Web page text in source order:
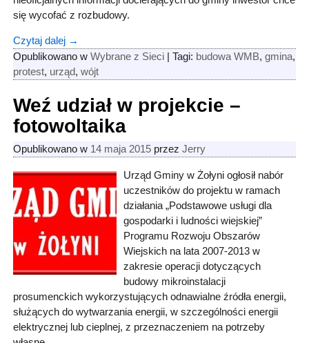
się wycofać z rozbudowy.
Czytaj dalej →
Opublikowano w Wybrane z Sieci| Tagi: budowa WMB, gmina,
protest, urząd, wójt
Weź udział w projekcie –
fotowoltaika
Opublikowano w 14 maja 2015 przez Jerry
Urząd Gminy w Żołyni ogłosił nabór
uczestników do projektu w ramach
działania „Podstawowe usługi dla
gospodarki i ludności wiejskiej”
Programu Rozwoju Obszarów
Wiejskich na lata 2007-2013 w
zakresie operacji dotyczących
budowy mikroinstalacji
prosumenckich wykorzystujących odnawialne źródła energii,
służących do wytwarzania energii, w szczególności energii
elektrycznej lub cieplnej, z przeznaczeniem na potrzeby